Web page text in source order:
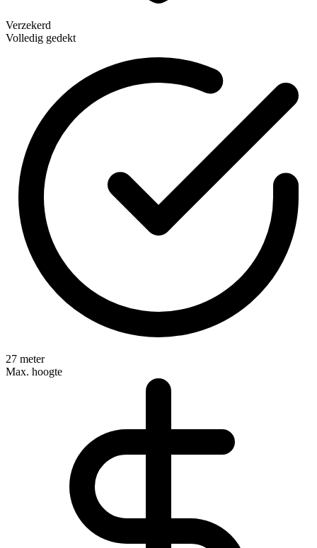
Verzekerd
Volledig gedekt
27 meter
Max. hoogte